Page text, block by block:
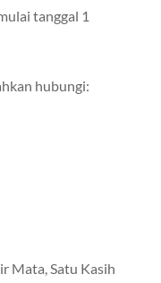
tanggal 1
hubungi:
Mata, Satu Kasih